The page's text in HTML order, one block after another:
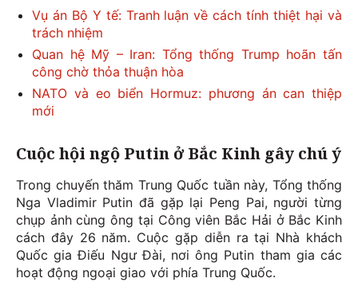
Vụ án Bộ Y tế: Tranh luận về cách tính thiệt hại và
trách nhiệm
Quan hệ Mỹ – Iran: Tổng thống Trump hoãn tấn
công chờ thỏa thuận hòa
NATO và eo biển Hormuz: phương án can thiệp
mới
Cuộc hội ngộ Putin ở Bắc Kinh gây chú ý
Trong chuyến thăm Trung Quốc tuần này, Tổng thống
Nga Vladimir Putin đã gặp lại Peng Pai, người từng
chụp ảnh cùng ông tại Công viên Bắc Hải ở Bắc Kinh
cách đây 26 năm. Cuộc gặp diễn ra tại Nhà khách
Quốc gia Điếu Ngư Đài, nơi ông Putin tham gia các
hoạt động ngoại giao với phía Trung Quốc.